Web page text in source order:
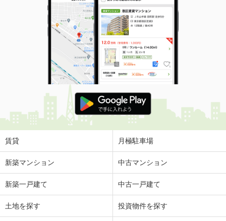
賃貸 月極駐車場
新築マンション 中古マンション
新築一戸建て 中古一戸建て
土地を探す 投資物件を探す